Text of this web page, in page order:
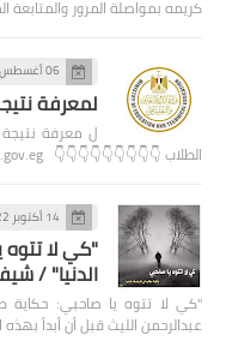
كريمه بمواصلة المرور والمتابعة
06 أغسطس 2022
لمعرفة نتيجة
الطلاب 👇👇👇👇👇👇👇👇👇 https://g12.emis.gov.eg/ وال…
14 أكتوبر 2022
"كي لا
الدنيا" /
"كي لا تتوه يا صاحبي: حكاية
عبدالرحمن الليث قبل أن أبدأ بهذه